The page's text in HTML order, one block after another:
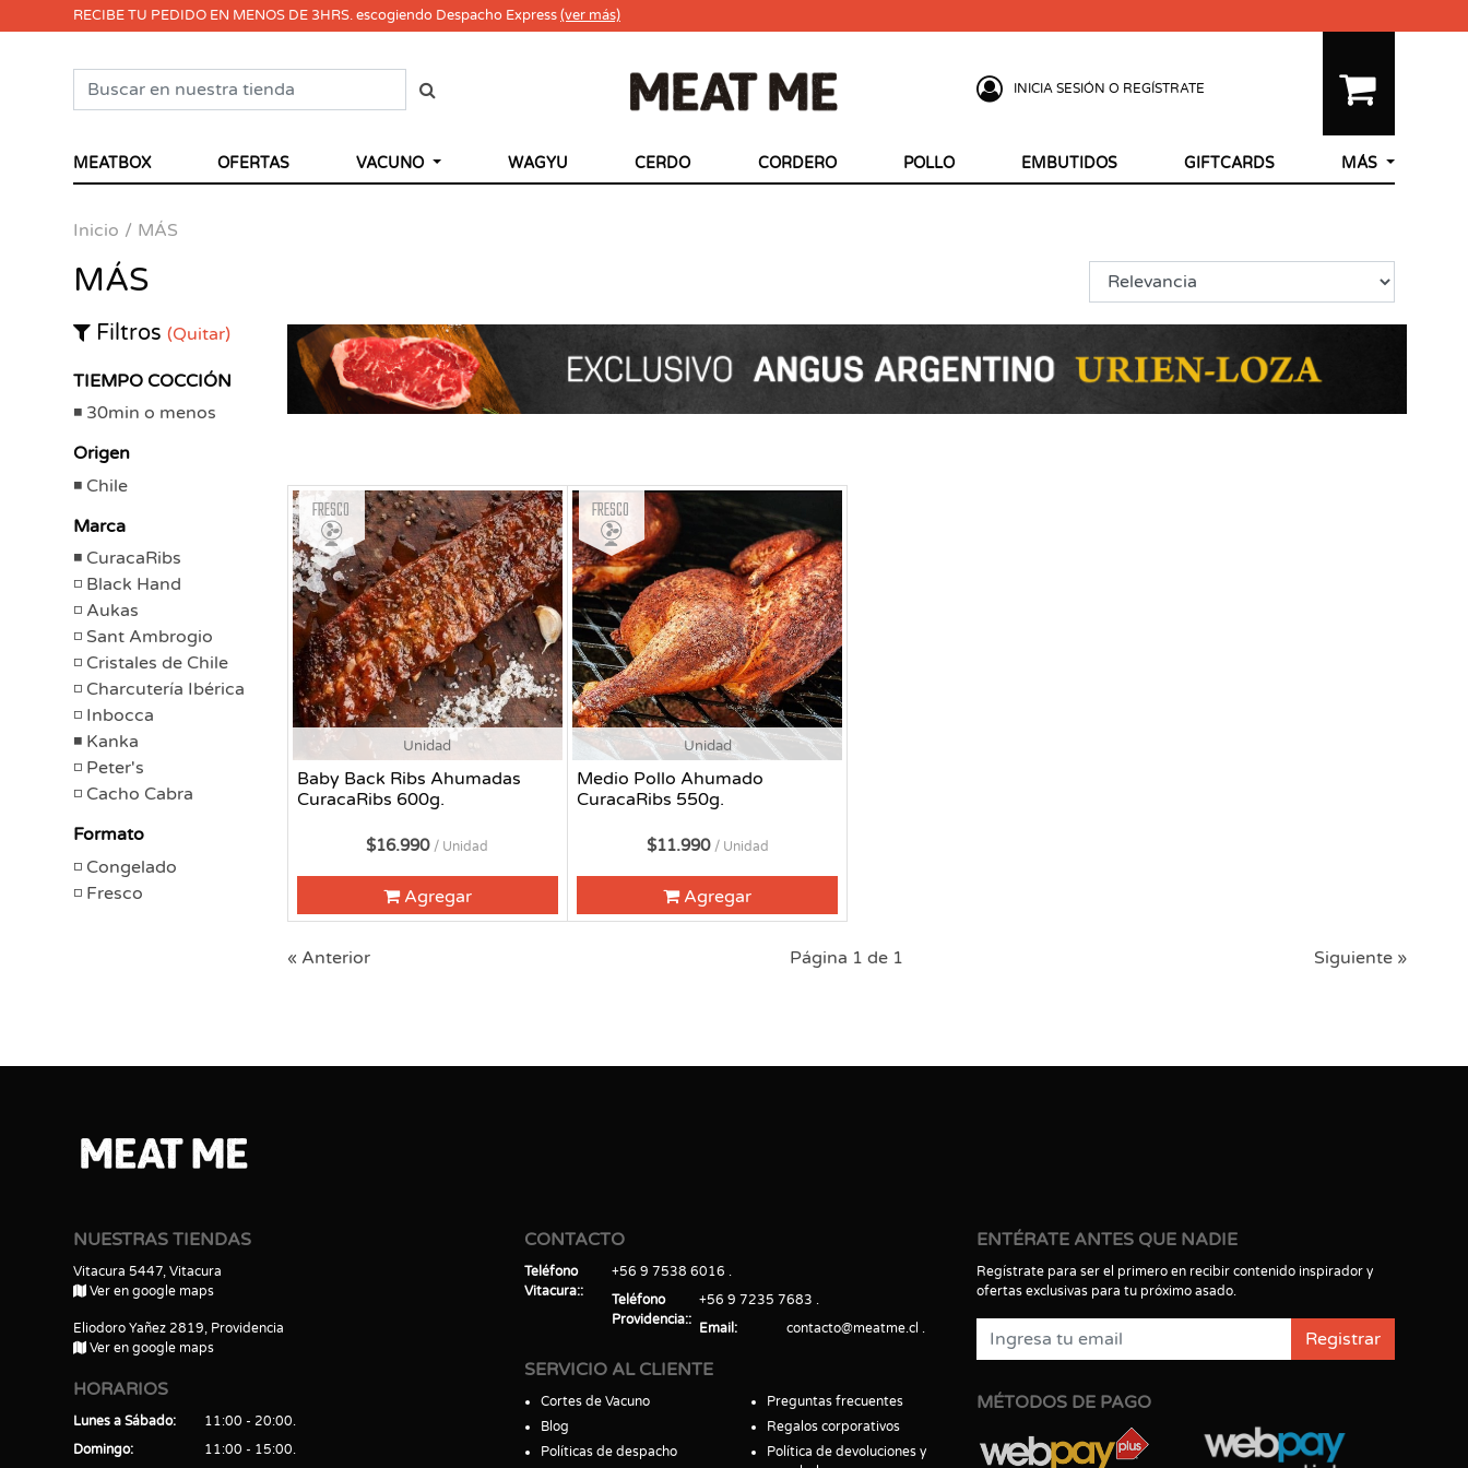
RECIBE TU PEDIDO EN MENOS DE 3HRS. escogiendo Despacho Express(ver más)
INICIA SESIÓN O REGÍSTRATE
MEATBOX OFERTAS VACUNO WAGYU CERDO CORDERO POLLO EMBUTIDOS GIFTCARDS MÁS
Inicio MÁS
MÁS
Filtros (Quitar)
TIEMPO COCCIÓN
30min o menos
Origen
Chile
Marca
CuracaRibs
Black Hand
Aukas
Sant Ambrogio
Cristales de Chile
Charcutería Ibérica
Inbocca
Kanka
Peter's
Cacho Cabra
Formato
Congelado
Fresco
Unidad
Baby Back Ribs Ahumadas
CuracaRibs 600g.
Fresco
$16.990 / Unidad
Agregar
Unidad
Medio Pollo Ahumado
CuracaRibs 550g.
Fresco
$11.990 / Unidad
Agregar
« Anterior Página 1 de 1 Siguiente »
NUESTRAS TIENDAS
Vitacura 5447, Vitacura
Ver en google maps
Eliodoro Yañez 2819, Providencia
Ver en google maps
HORARIOS
Lunes a Sábado
11:00 - 20:00
Domingo
11:00 - 15:00
CONTACTO
Teléfono
Vitacura:
+56 9 7538 6016
Teléfono
Providencia:
+56 9 7235 7683
Email
contacto@meatme.cl
SERVICIO AL CLIENTE
Cortes de Vacuno
Blog
Políticas de despacho
Preguntas frecuentes
Regalos corporativos
Política de devoluciones y
ENTÉRATE ANTES QUE NADIE
Regístrate para ser el primero en recibir contenido inspirador y
ofertas exclusivas para tu próximo asado.
Registrar
MÉTODOS DE PAGO